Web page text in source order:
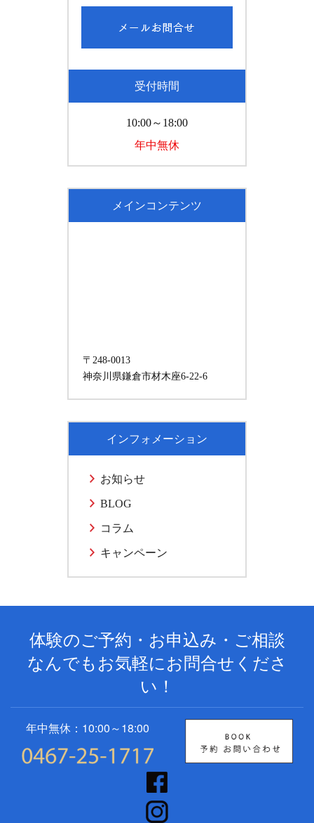
受付時間
10:00～18:00
年中無休
メインコンテンツ
〒248-0013
神奈川県鎌倉市材木座6-22-6
インフォメーション
お知らせ
BLOG
コラム
キャンペーン
体験のご予約・お申込み・ご相談
なんでもお気軽にお問合せくださ
い！
年中無休：10:00～18:00